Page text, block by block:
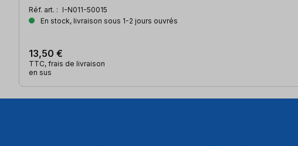
Réf. art. : I-N011-50015
En stock, livraison sous 1-2 jours ouvrés
13,50 €
TTC, frais de livraison
en sus